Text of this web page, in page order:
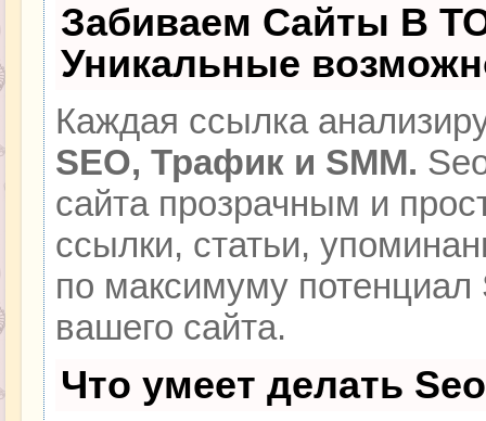
Забиваем Сайты В
Уникальные
Каждая ссылка
SEO, Трафик и SMM.
сайта прозрачным и
ссылки, статьи,
по максимуму
вашего сайта.
Что умеет делать